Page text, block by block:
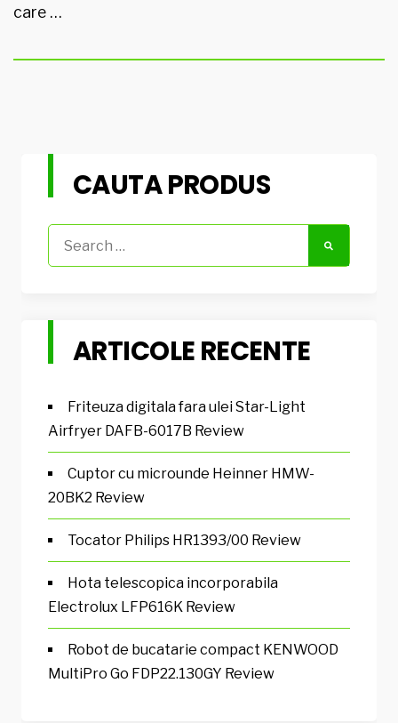
care …
CAUTA PRODUS
for:
ARTICOLE RECENTE
Friteuza digitala fara ulei Star-Light
Airfryer DAFB-6017B Review
Cuptor cu microunde Heinner HMW-
20BK2 Review
Tocator Philips HR1393/00 Review
Hota telescopica incorporabila
Electrolux LFP616K Review
Robot de bucatarie compact KENWOOD
MultiPro Go FDP22.130GY Review